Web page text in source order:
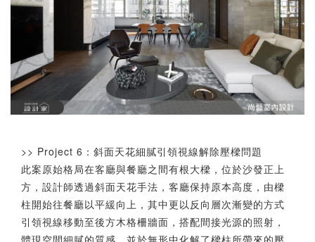
>> Project 6：斜面天花細膩引領視線解除壓樑問題
此案原始格局在客廳與餐廳之間有根大樑，位於沙發正上
方，設計師透過斜面天花手法，客廳保持原本高度，由樑
柱開始往餐廳以平緩向上，其中更以反向層次漸變的方式
引領視線移動至後方木格柵牆面，搭配間接光源的照射，